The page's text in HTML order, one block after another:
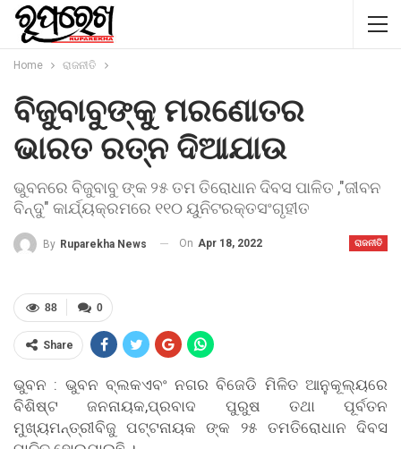
Home ରାଜନୀତି
ବିଜୁବାବୁଙ୍କୁ ମରଣୋତର
ଭାରତ ରତ୍ନ ଦିଆଯାଉ
ଭୁବନରେ ବିଜୁବାବୁ ଙ୍କ ୨୫ ତମ ତିରୋଧାନ ଦିବସ ପାଳିତ ,"ଜୀବନ
ବିନ୍ଦୁ" କାର୍ଯ୍ୟକ୍ରମରେ ୧୧୦ ୟୁନିଟରକ୍ତସଂଗୃହୀତ
ରାଜନୀତି
By Ruparekha News On Apr 18, 2022
0
88
Share
ଭୁବନ : ଭୁବନ ବ୍ଲକଏବଂ ନଗର ବିଜେଡି ମିଳିତ ଆନୁକୂଲ୍ୟରେ
ବିଶିଷ୍ଟ ଜନନାୟକ,ପ୍ରବାଦ ପୁରୁଷ ତଥା ପୂର୍ବତନ
ମୁଖ୍ୟମନ୍ତ୍ରୀବିଜୁ ପଟ୍ଟନାୟକ ଙ୍କ ୨୫ ତମତିରୋଧାନ ଦିବସ